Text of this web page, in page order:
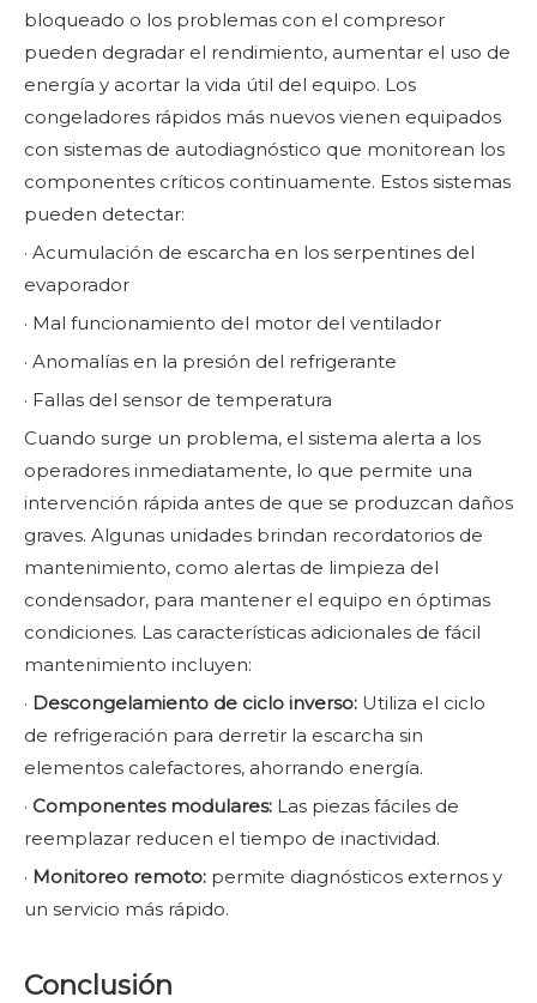
bloqueado o los problemas con el compresor
pueden degradar el rendimiento, aumentar el uso de
energía y acortar la vida útil del equipo. Los
congeladores rápidos más nuevos vienen equipados
con sistemas de autodiagnóstico que monitorean los
componentes críticos continuamente. Estos sistemas
pueden detectar:
· Acumulación de escarcha en los serpentines del
evaporador
· Mal funcionamiento del motor del ventilador
· Anomalías en la presión del refrigerante
· Fallas del sensor de temperatura
Cuando surge un problema, el sistema alerta a los
operadores inmediatamente, lo que permite una
intervención rápida antes de que se produzcan daños
graves. Algunas unidades brindan recordatorios de
mantenimiento, como alertas de limpieza del
condensador, para mantener el equipo en óptimas
condiciones. Las características adicionales de fácil
mantenimiento incluyen:
· Descongelamiento de ciclo inverso: Utiliza el ciclo
de refrigeración para derretir la escarcha sin
elementos calefactores, ahorrando energía.
· Componentes modulares: Las piezas fáciles de
reemplazar reducen el tiempo de inactividad.
· Monitoreo remoto: permite diagnósticos externos y
un servicio más rápido.
Conclusión